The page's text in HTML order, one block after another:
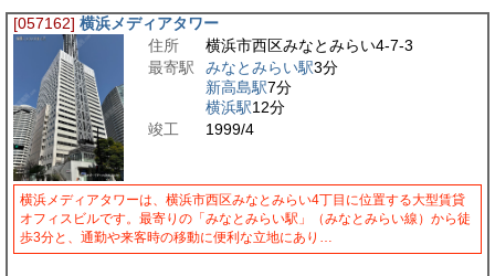
[057162] 横浜メディアタワー
住所
横浜市西区みなとみらい4-7-3
最寄駅
みなとみらい駅3分
新高島駅7分
横浜駅12分
竣工
1999/4
横浜メディアタワーは、横浜市西区みなとみらい4丁目に位置する大型賃貸
オフィスビルです。最寄りの「みなとみらい駅」（みなとみらい線）から徒
歩3分と、通勤や来客時の移動に便利な立地にあり…